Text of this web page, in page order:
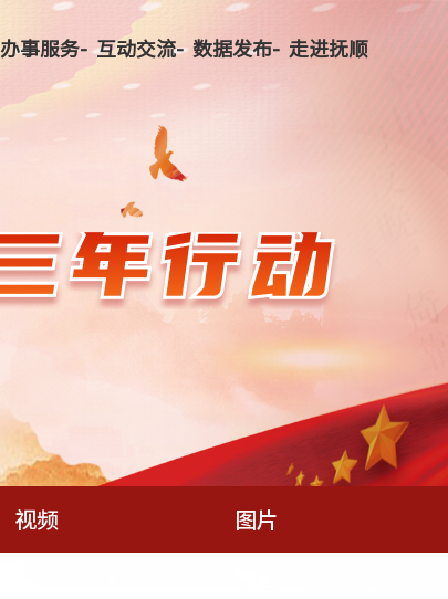
办事服务-互动交流-数据发布- 走进抚顺
视频 图片